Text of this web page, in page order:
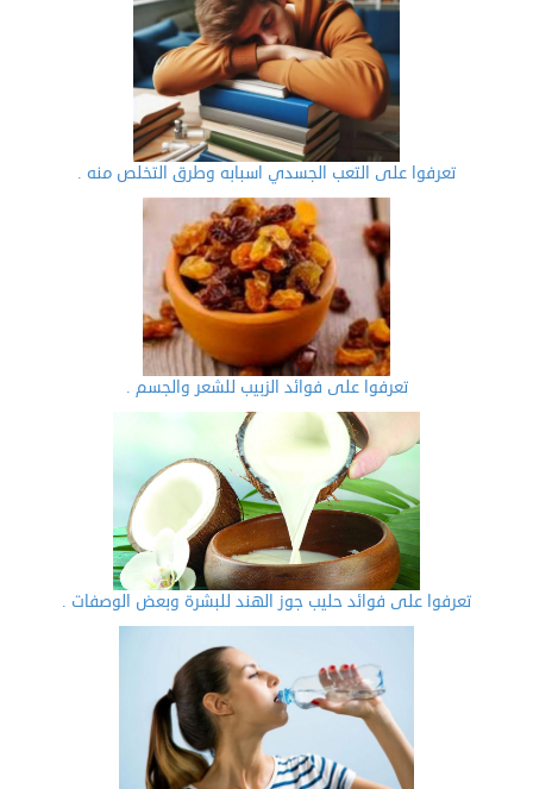
تعرفوا على التعب الجسدي اسبابه وطرق التخلص منه .
تعرفوا على فوائد الزبيب للشعر والجسم .
تعرفوا على فوائد حليب جوز الهند للبشرة وبعض الوصفات .